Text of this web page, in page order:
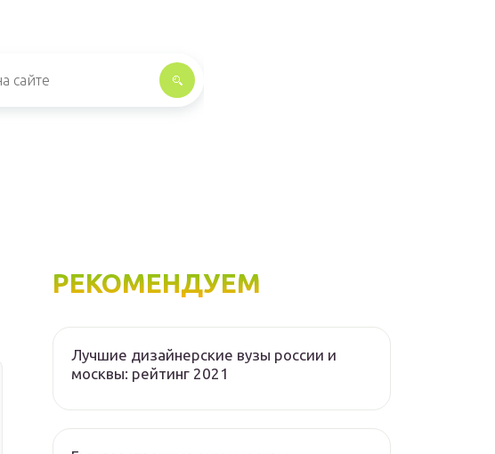
РЕКОМЕНДУЕМ
Лучшие дизайнерские вузы россии и
москвы: рейтинг 2021